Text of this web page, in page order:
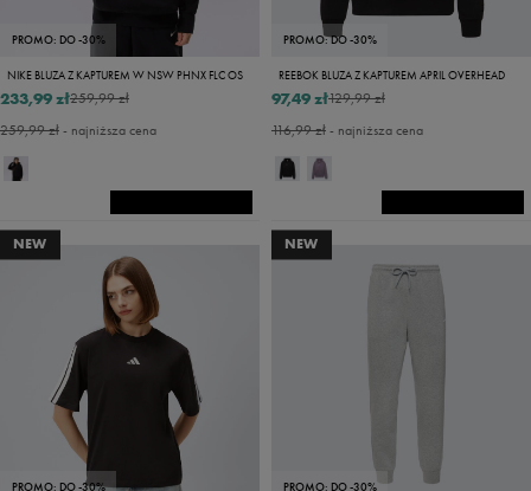
PROMO: DO -30%
NIKE BLUZA Z KAPTUREM W NSW PHNX FLC OS
259,99 zł
233,99 zł
259,99 zł- najniższa cena
PROMO: DO -30%
REEBOK BLUZA Z KAPTUREM APRIL OVERHEAD
129,99 zł
97,49 zł
116,99 zł- najniższa cena
NEW
PROMO: DO -30%
NEW
PROMO: DO -30%